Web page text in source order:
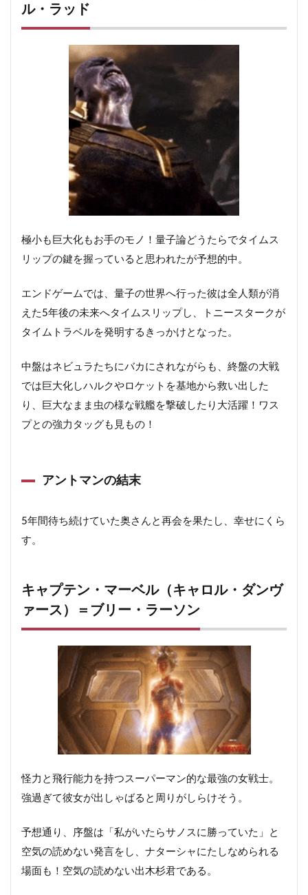
ル・ラッド
極小も巨大化もお手のモノ！量子論どうたらでタイムス
リップの鍵を握っていると思われたが予想的中。
エンドゲームでは、量子の世界へ行った彼は全人類が消
えた5年後の未来へタイムスリップし、トニースタークが
タイムトラベルを発明するきっかけとなった。
中盤はネビュラたちにバカにされながらも、終盤の大戦
では巨大化しハルクやロケットを基地から救い出した
り、巨大なまま虫の様な戦艦を撃破したり大活躍！ワス
プとの強力タッグも見もの！
アントマンの結末
5年間待ち続けていた奥さんと再会を果たし、幸せにくら
す。
キャプテン・マーベル（キャロル・ダンヴ
ァース）＝ブリー・ラーソン
怪力と飛行能力を持つスーパーマン的な最強の女戦士。
強過ぎて彼女が出しゃばると周りがしらけそう。
予想通り、序盤は「私がいたらサノスに勝っていた」と
空気の読めない発言をし、ナターシャにたしなめられる
場面も！空気の読めない出木杉君である。